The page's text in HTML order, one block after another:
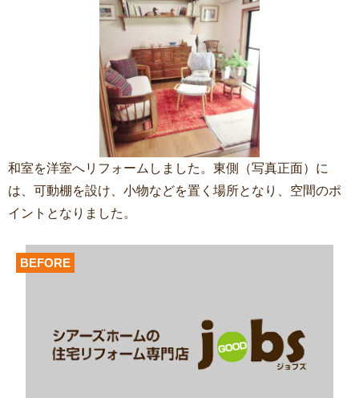
和室を洋室へリフォームしました。東側（写真正面）に
は、可動棚を設け、小物などを置く場所となり、空間のポ
イントとなりました。
BEFORE